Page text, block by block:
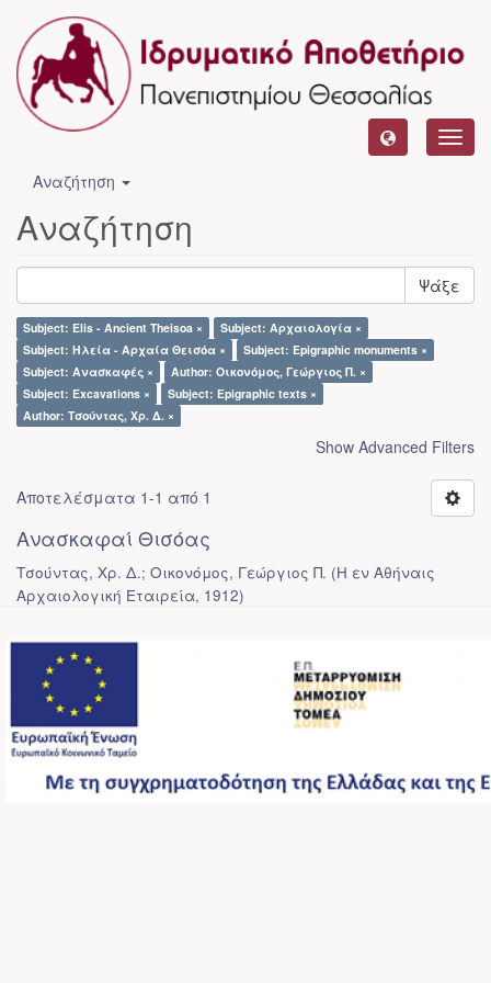
Αναζήτηση
Αναζήτηση
Ψάξε
Subject: Elis - Ancient Theisoa ×
Subject: Αρχαιολογία ×
Subject: Ηλεία - Αρχαία Θεισόα ×
Subject: Epigraphic monuments ×
Subject: Ανασκαφές ×
Author: Οικονόμος, Γεώργιος Π. ×
Subject: Excavations ×
Subject: Epigraphic texts ×
Author: Τσούντας, Χρ. Δ. ×
Show Advanced Filters
Αποτελέσματα 1-1 από 1
Ανασκαφαί Θισόας
Τσούντας, Χρ. Δ.; Οικονόμος, Γεώργιος Π. (Η εν Αθήναις
Αρχαιολογική Εταιρεία, 1912)